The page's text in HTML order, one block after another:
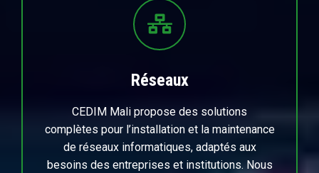
Réseaux
CEDIM Mali propose des solutions
complètes pour l’installation et la maintenance
de réseaux informatiques, adaptés aux
besoins des entreprises et institutions. Nous